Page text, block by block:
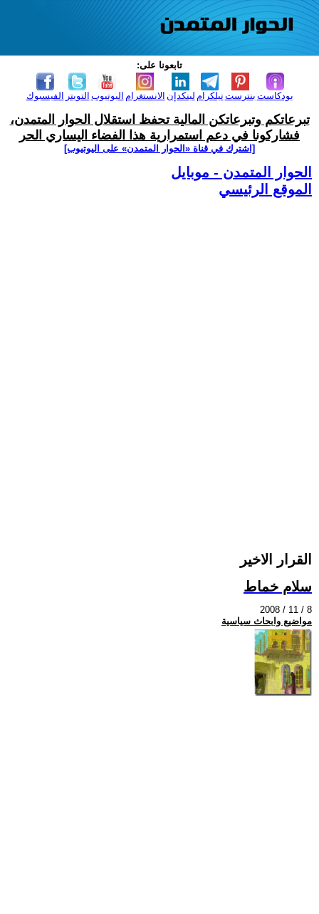
تابعونا على:
الفيسبوك التويتر اليوتيوب الانستغرام لينكدإن تيلكرامبنترست بودكاست
تبرعاتكم وتبرعاتكن المالية تحفظ استقلال الحوار المتمدن،
فشاركونا في دعم استمرارية هذا الفضاء اليساري الحر
[اشترك في قناة ‫«الحوار المتمدن» على اليوتيوب]
الحوار المتمدن - موبايل
الموقع الرئيسي
القرار الاخير
سلام خماط
2008 / 11 / 8
مواضيع وابحاث سياسية